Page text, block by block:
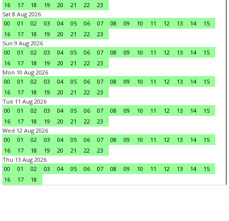
16
17 18 19 20 21 22
23
Sat 8 Aug 2026
00
01 02 03 04 05 06 07 08 09 10 11 12 13 14
15
16
17 18 19 20 21 22
23
Sun 9 Aug 2026
00
01 02 03 04 05 06 07 08 09 10 11 12 13 14
15
16
17 18 19 20 21 22
23
Mon 10 Aug 2026
00
01 02 03 04 05 06 07 08 09 10 11 12 13 14
15
16
17 18 19 20 21 22
23
Tue 11 Aug 2026
00
01 02 03 04 05 06 07 08 09 10 11 12 13 14
15
16
17 18 19 20 21 22
23
Wed 12 Aug 2026
00
01 02 03 04 05 06 07 08 09 10 11 12 13 14
15
16
17 18 19 20 21 22
23
Thu 13 Aug 2026
00
01 02 03 04 05 06 07 08 09 10 11 12 13 14
15
16
17 18